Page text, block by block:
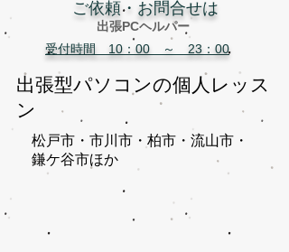
​ご依頼・お問合せは
出張PCヘルパー
受付時間 10：00 ～ 23：00
出張型パソコンの個人レッス
ン
松戸市・市川市・柏市・流山市・
鎌ケ谷市ほか​